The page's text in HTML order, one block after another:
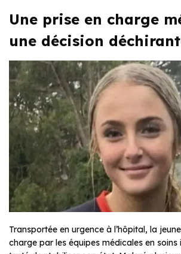
Une prise en charge
une décision
Transportée en urgence à l’hôpital, la
charge par les équipes médicales en soins